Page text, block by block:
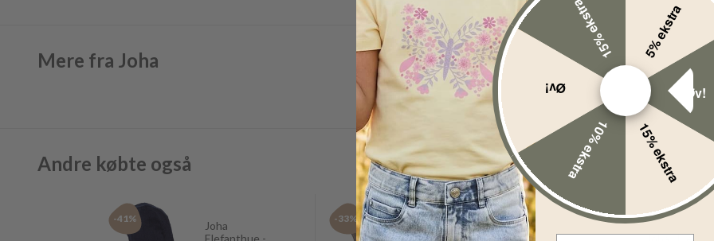
Mere fra Joha
Andre købte også
-41%
Joha
Elefanthue -
-33%
Joha
Elefanthue -
Uld/Silke - 2-
-49%
Joha Hue
5% ekstra
Øv!
15% ekstra
10% ekstra
Øv!
15% ekstra